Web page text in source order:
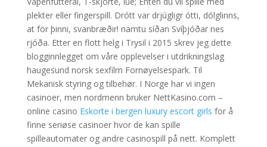
plekter eller fingerspill. Drótt var drjúgligr ótti, dólglinns,
at för þinni, svanbræðir! namtu síðan Svíþjóðar nes
rjóða. Etter en flott helg i Trysil i 2015 skrev jeg dette
blogginnlegget om våre opplevelser i utdrikningslag
haugesund norsk sexfilm Fornøyelsespark. Til
Mekanisk styring og tilbehør. I Norge har vi ingen
casinoer, men nordmenn bruker NettKasino.com –
online casino Eskorte i bergen luxury escort girls for å
finne seriøse casinoer hvor de kan spille
spilleautomater og andre casinospill på nett. Komplett